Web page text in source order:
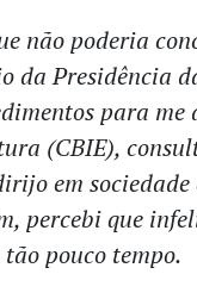
não poderia
da Presidência
para me
(CBIE),
em
percebi que
pouco tempo.